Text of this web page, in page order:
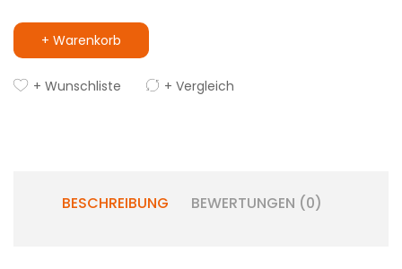
+ Warenkorb
+ Wunschliste + Vergleich
BESCHREIBUNG BEWERTUNGEN (0)